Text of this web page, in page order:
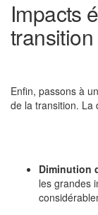
Impacts
transition
Enfin, passons à
de la transition. La
Diminution
les grandes